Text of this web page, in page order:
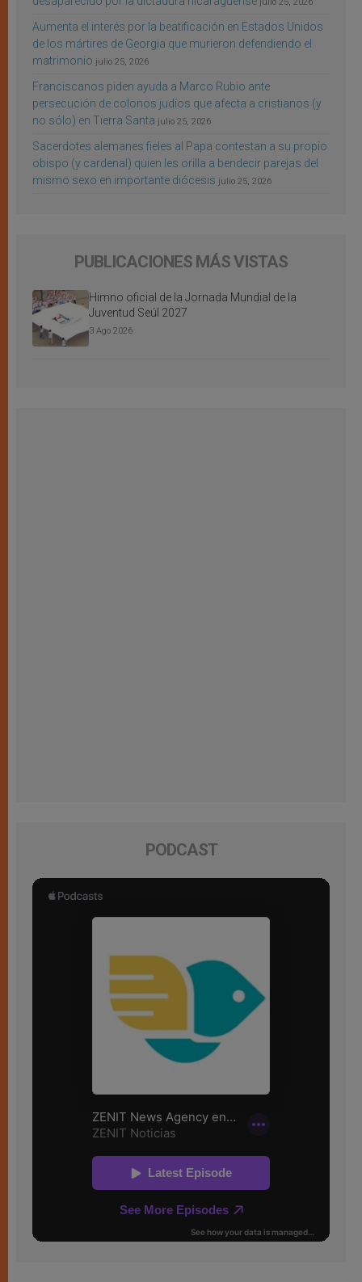
julio 25, 2026
Aumenta el interés por la beatificación en Estados Unidos
de los mártires de Georgia que murieron defendiendo el
matrimonio julio 25, 2026
Franciscanos piden ayuda a Marco Rubio ante
persecución de colonos judíos que afecta a cristianos (y
no sólo) en Tierra Santa julio 25, 2026
Sacerdotes alemanes fieles al Papa contestan a su propio
obispo (y cardenal) quien les orilla a bendecir parejas del
mismo sexo en importante diócesis julio 25, 2026
PUBLICACIONES MÁS VISTAS
Himno oficial de la Jornada Mundial de la
Juventud Seúl 2027
3 Ago 2026
PODCAST